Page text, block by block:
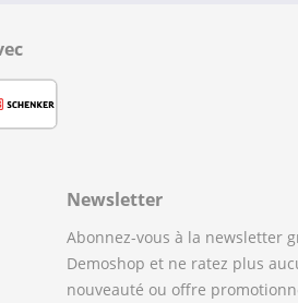
Newsletter
Abonnez-vous à la newsletter
Demoshop et ne ratez plus
nouveauté ou offre